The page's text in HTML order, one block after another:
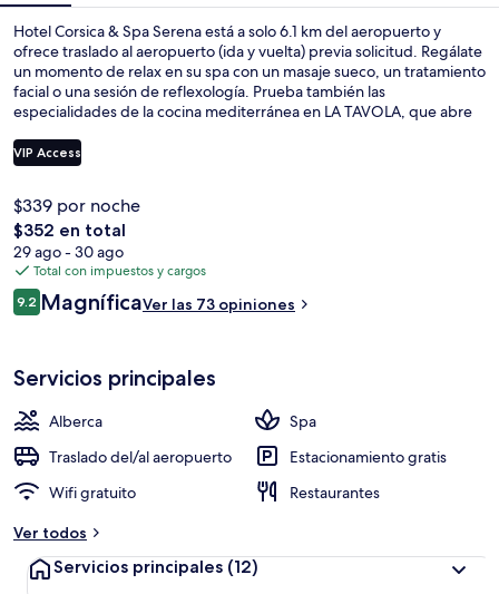
Hotel Corsica & Spa Serena está a solo 6.1 km del aeropuerto y
ofrece traslado al aeropuerto (ida y vuelta) previa solicitud. Regálate
un momento de relax en su spa con un masaje sueco, un tratamiento
facial o una sesión de reflexología. Prueba también las
especialidades de la cocina mediterránea en LA TAVOLA, que abre
a destacar de este hotel de lujo son sus 10 bares en la playa, su
bodega de vinos y su bar o lounge.
VIP Access
$339 por noche
El
precio
total
es
de
$352 en total
29 ago - 30 ago
Total con impuestos y cargos
Opiniones
9.29.2 de 10,
MagníficaVer las 73 opiniones
Servicios principales
Alberca
Spa
Traslado del/al aeropuerto
Estacionamiento gratis
Wifi gratuito
Restaurantes
Ver todos
Servicios principales (12)